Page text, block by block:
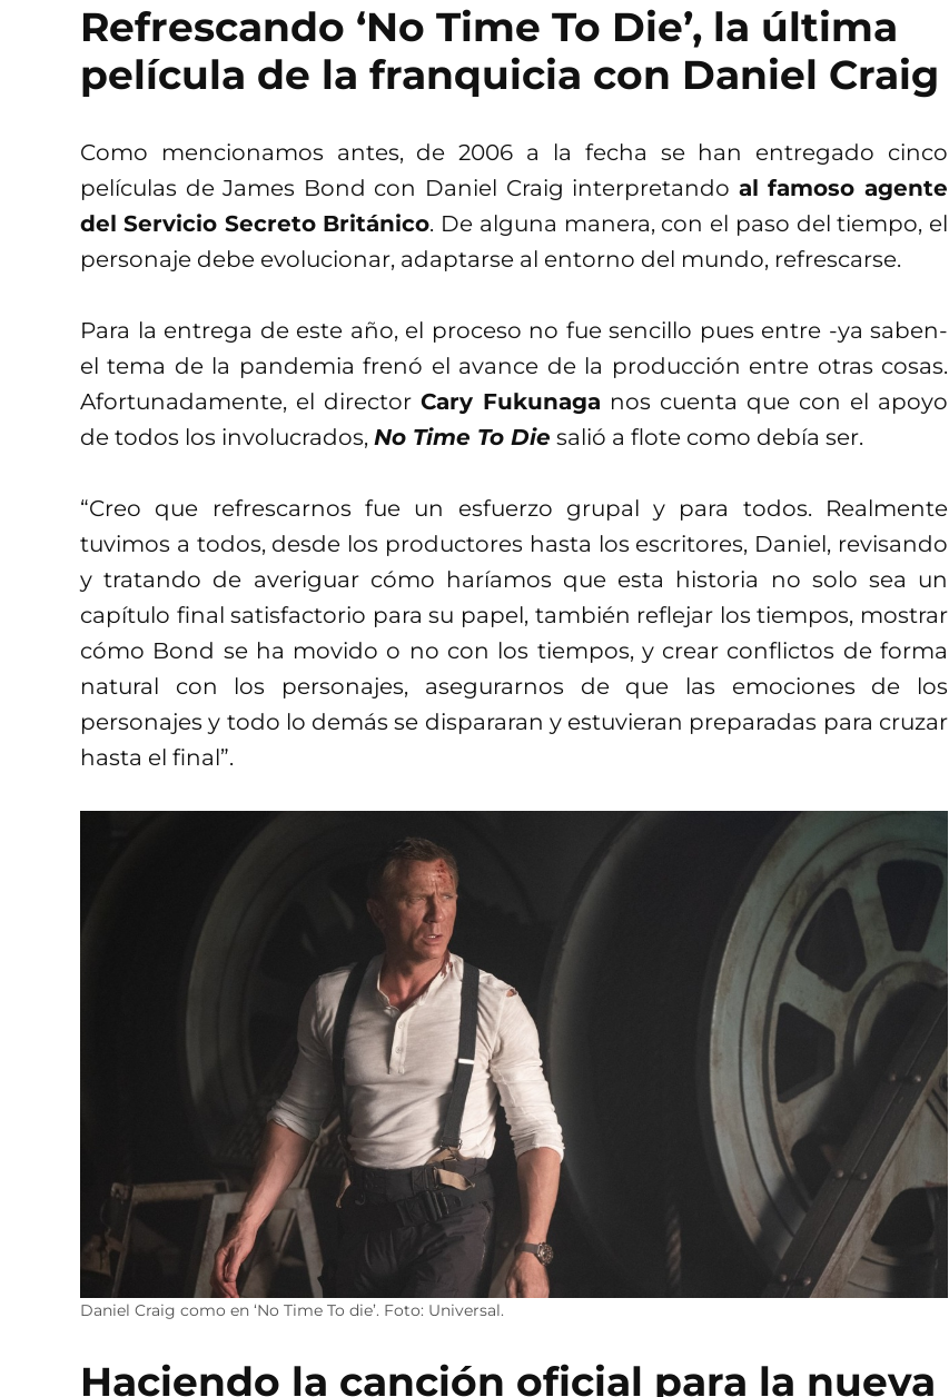
Refrescando ‘No Time To Die’, la última
película de la franquicia con Daniel Craig
Como mencionamos antes, de 2006 a la fecha se han entregado cinco
películas de James Bond con Daniel Craig interpretando al famoso agente
del Servicio Secreto Británico. De alguna manera, con el paso del tiempo, el
personaje debe evolucionar, adaptarse al entorno del mundo, refrescarse.
Para la entrega de este año, el proceso no fue sencillo pues entre -ya saben-
el tema de la pandemia frenó el avance de la producción entre otras cosas.
Afortunadamente, el director Cary Fukunaga nos cuenta que con el apoyo
de todos los involucrados, No Time To Die salió a flote como debía ser.
“Creo que refrescarnos fue un esfuerzo grupal y para todos. Realmente
tuvimos a todos, desde los productores hasta los escritores, Daniel, revisando
y tratando de averiguar cómo haríamos que esta historia no solo sea un
capítulo final satisfactorio para su papel, también reflejar los tiempos, mostrar
cómo Bond se ha movido o no con los tiempos, y crear conflictos de forma
natural con los personajes, asegurarnos de que las emociones de los
personajes y todo lo demás se dispararan y estuvieran preparadas para cruzar
hasta el final”.
Daniel Craig como en ‘No Time To die’. Foto: Universal.
Haciendo la canción oficial para la nueva